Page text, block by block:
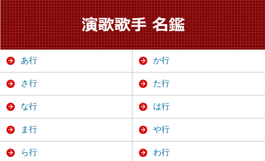
あ行 か行
さ行 た行
な行 は行
ま行 や行
ら行 わ行